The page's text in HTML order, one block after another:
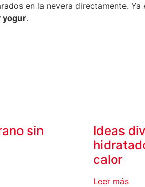
en la nevera directamente.
yogur.
sin
Ideas
calor
Leer más